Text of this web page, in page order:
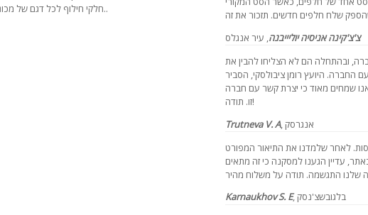
חלקי חילוף לכל דגם של מכונות קפסולות שנרכשות בחברתנו..
צ'צ'קינה אניסיה יוליייבנה, עיר אנגלס
ובהתחלה הם לא הצליחו להבין את
החברה. היועץ רומן ציבולסקי, הסביר
אנו שמחים מאוד כי יצרת קשר עם חברה
זו. תודה!
Trutneva V. A , אנגרסק
לאחר שלמדנו את התיאור המפורט
עדיין הגענו למסקנה כי זה מתאים
Karnaukhov S. E , בלגובשצ'נסק